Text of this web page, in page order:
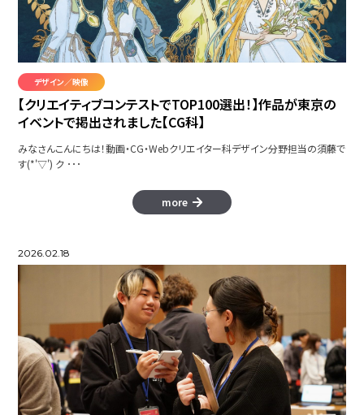
Produce AdobeExpress
Slovoid
つづく。
3DCGアニメーション集
CONNECT コネクト
恋のイメージ
デザイン／映像
【クリエイティブコンテストでTOP100選出！】作品が東京の
イベントで掲出されました【CG科】
みなさんこんにちは！動画・CG・Webクリエイター科デザイン分野担当の須藤で
す(*'▽') ク ･･･
more
2026.02.18